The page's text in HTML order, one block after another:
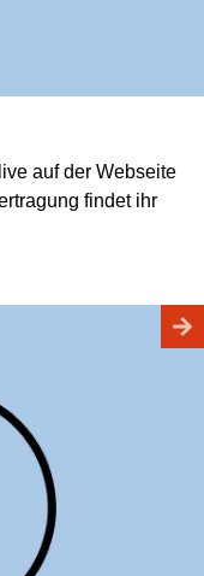
auf der Webseite
findet ihr